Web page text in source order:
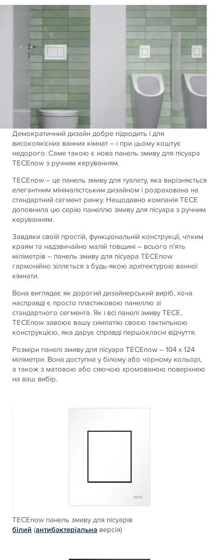
Демократичний дизайн добре підходить і для
високоякісних ванних кімнат – і при цьому коштує
недорого. Саме такою є нова панель змиву для пісуара
TECEnow з ручним керуванням.
TECEnow – це панель змиву для туалету, яка вирізняється
елегантним мінімалістським дизайном і розрахована на
стандартний сегмент ринку. Нещодавно компанія TECE
доповнила цю серію панеллю змиву для пісуара з ручним
керуванням.
Завдяки своїй простій, функціональній конструкції, чітким
краям та надзвичайно малій товщині – всього п’ять
міліметрів – панель змиву для пісуара TECEnow
гармонійно зіллється з будь-якою архітектурою ванної
кімнати.
Вона виглядає як дорогий дизайнерський виріб, хоча
насправді є просто пластиковою панеллю зі
стандартного сегмента. Як і всі панелі змиву TECE,
TECEnow завоює вашу симпатію своєю тактильною
конструкцією, яка дарує справді першокласні відчуття.
Розміри панелі змиву для пісуара TECEnow – 104 x 124
міліметри. Вона доступна у білому або чорному кольорі,
а також з матовою або сяючою хромованою поверхнею
на ваш вибір.
TECEnow панель змиву для пісуарів
білий (антибактеріальна версія)